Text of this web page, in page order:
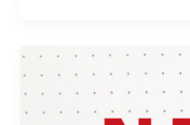
得
カ
ー
ワ